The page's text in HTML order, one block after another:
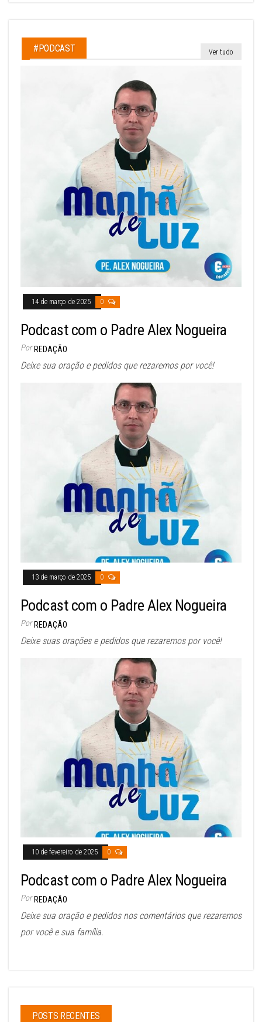
#PODCAST Ver tudo
14 de março de 2025 0
Podcast com o Padre Alex Nogueira
Por REDAÇÃO
Deixe sua oração e pedidos que rezaremos por você!
13 de março de 2025 0
Podcast com o Padre Alex Nogueira
Por REDAÇÃO
Deixe suas orações e pedidos que rezaremos por você!
10 de fevereiro de 2025 0
Podcast com o Padre Alex Nogueira
Por REDAÇÃO
Deixe sua oração e pedidos nos comentários que rezaremos
por você e sua família.
POSTS RECENTES